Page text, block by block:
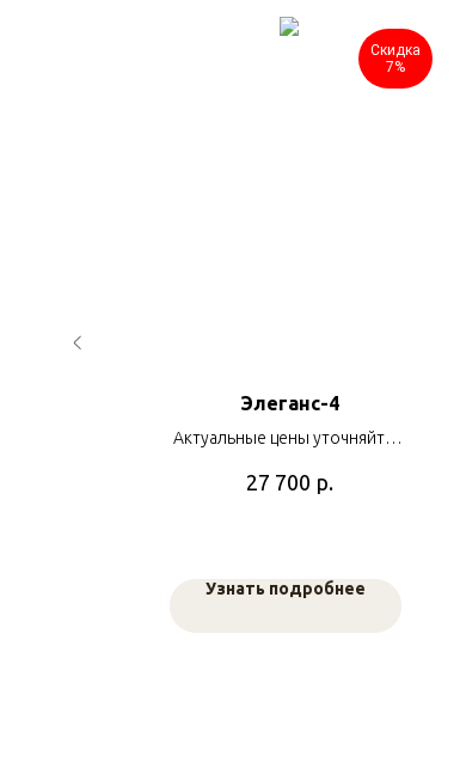
Скидка
7%
Элеганс-4
Актуальные цены уточняйте у
27 700 р.
Узнать подробнее